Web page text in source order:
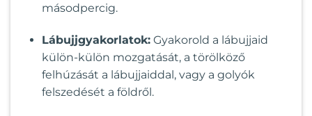
másodpercig.
Lábujjgyakorlatok:Gyakorold a lábujjaid
külön-külön mozgatását, a törölköző
felhúzását a lábujjaiddal, vagy a golyók
felszedését a földről.